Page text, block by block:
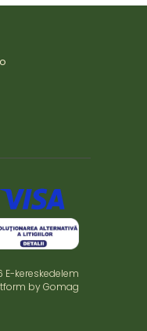
E-kereskedelem
by Gomag